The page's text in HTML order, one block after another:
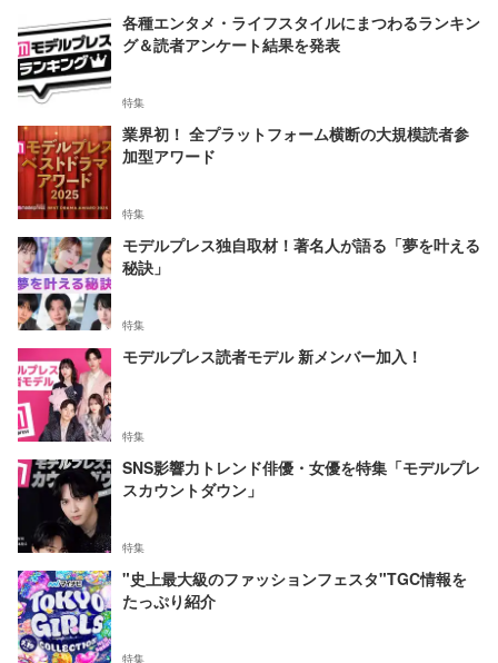
各種エンタメ・ライフスタイルにまつわるランキン
グ＆読者アンケート結果を発表
特集
業界初！ 全プラットフォーム横断の大規模読者参
加型アワード
特集
モデルプレス独自取材！著名人が語る「夢を叶える
秘訣」
特集
モデルプレス読者モデル 新メンバー加入！
特集
SNS影響力トレンド俳優・女優を特集「モデルプレ
スカウントダウン」
特集
"史上最大級のファッションフェスタ"TGC情報を
たっぷり紹介
特集